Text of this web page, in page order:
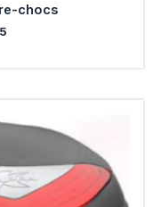
chocs